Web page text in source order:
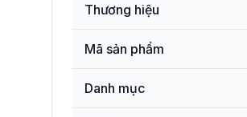
Thương hiệu
Mã sản phẩm
Danh mục